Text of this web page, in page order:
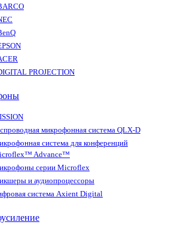
PROJECTION
микрофонная система QLX-D
система для конференций
Advance™
серии Microflex
и аудиопроцессоры
система Axient Digital